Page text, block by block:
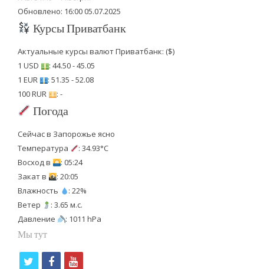
Обновлено: 16:00 05.07.2025
Курсы Приватбанк
Актуальные курсы валют Приватбанк: ($)
1 USD
: 44.50 - 45.05
1 EUR
: 51.35 - 52.08
100 RUR
: -
Погода
Сейчас в Запорожье ясно
Температура
: 34.93°C
Восход в
: 05:24
Закат в
: 20:05
Влажность
: 22%
Ветер
: 3.65 м.с.
Давление
: 1011 hPa
Мы тут
f
y